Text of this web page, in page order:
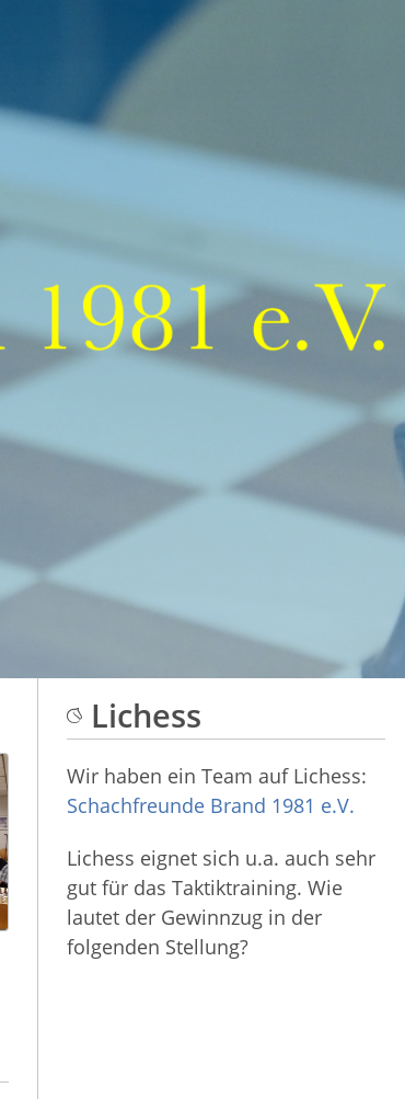
Lichess
Wir haben ein Team auf Lichess:
Schachfreunde Brand 1981 e.V.
Lichess eignet sich u.a. auch sehr
gut für das Taktiktraining. Wie
lautet der Gewinnzug in der
folgenden Stellung?